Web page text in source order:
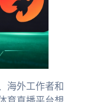
海外工作者和